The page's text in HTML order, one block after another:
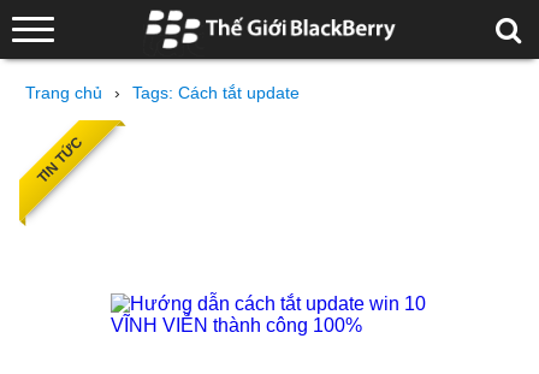
Trang chủ › Tags: Cách tắt update
TIN TỨC